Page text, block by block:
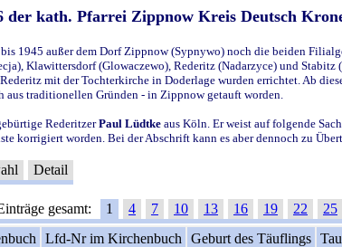
der kath. Pfarrei Zippnow Kreis Deutsch
1945 außer dem Dorf Zippnow (Sypnywo) noch die beiden
Klawittersdorf (Glowaczewo), Rederitz (Nadarzyce) und
mit der Tochterkirche in Doderlage wurden errichtet. Ab
aus traditionellen Gründen - in Zippnow getauft worden.
RederitzerPaul Lüdtke aus Köln. Er weist auf folgende
korrigiert worden. Bei der Abschrift kann es aber dennoch zu
Detail
gesamt: 1 4 7 10 13 16 19 22 25
Lfd-Nr im Kirchenbuch Geburt des Täuflings